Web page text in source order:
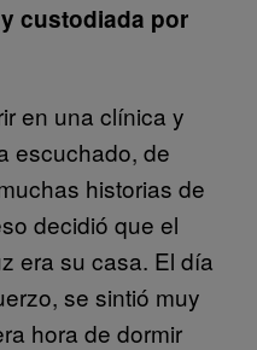
custodiada por
en una clínica y
escuchado, de
historias de
decidió que el
era su casa. El día
se sintió muy
hora de dormir